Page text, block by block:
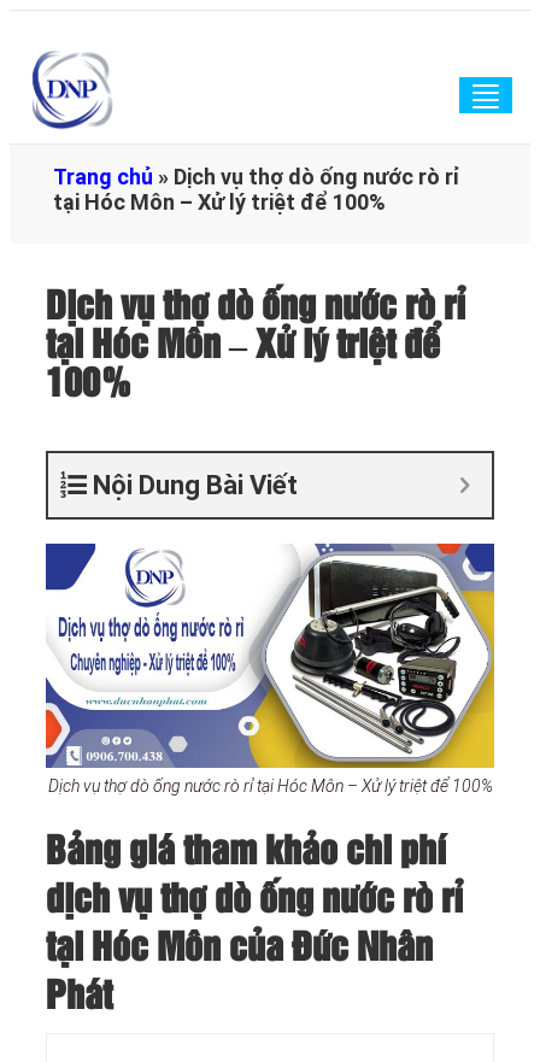
Trang chủ » Dịch vụ thợ dò ống nước rò rỉ
tại Hóc Môn – Xử lý triệt để 100%
Dịch vụ thợ dò ống nước rò rỉ
tại Hóc Môn – Xử lý triệt để
100%
Nội Dung Bài Viết
Dịch vụ thợ dò ống nước rò rỉ tại Hóc Môn – Xử lý triệt để 100%
Bảng giá tham khảo chi phí
dịch vụ thợ dò ống nước rò rỉ
tại Hóc Môn của Đức Nhân
Phát